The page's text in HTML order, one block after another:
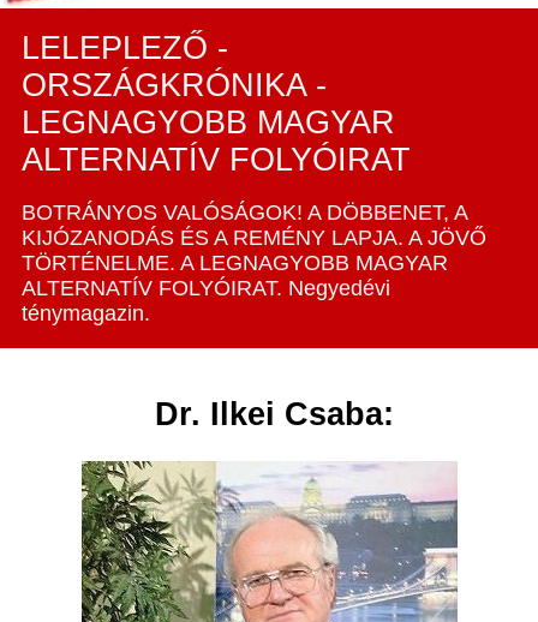
LELEPLEZŐ -
ORSZÁGKRÓNIKA -
LEGNAGYOBB MAGYAR
ALTERNATÍV FOLYÓIRAT
BOTRÁNYOS VALÓSÁGOK! A DÖBBENET, A
KIJÓZANODÁS ÉS A REMÉNY LAPJA. A JÖVŐ
TÖRTÉNELME. A LEGNAGYOBB MAGYAR
ALTERNATÍV FOLYÓIRAT. Negyedévi
ténymagazin.
Dr. Ilkei Csaba: